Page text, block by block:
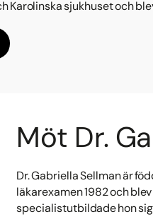
Karolinska sjukhuset och
Möt Dr.
Dr. Gabriella Sellman är
läkarexamen 1982 och
specialistutbildade hon